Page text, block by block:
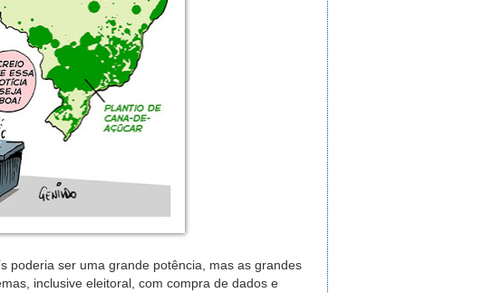
poderia ser uma grande potência, mas as grandes
inclusive eleitoral, com compra de dados e